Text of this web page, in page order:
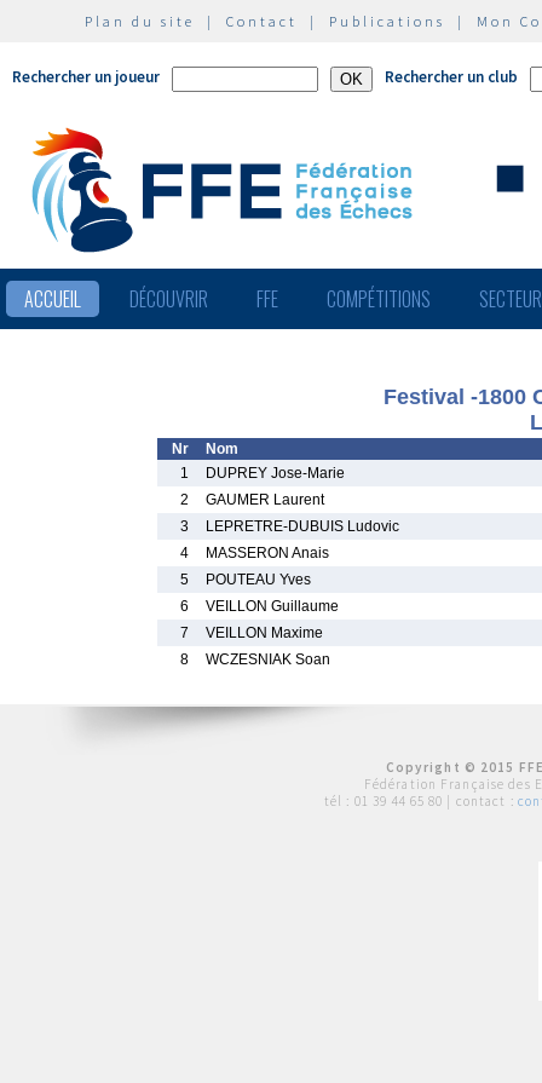
Plan du site | Contact | Publications | Mon
Rechercher un joueur Rechercher un club
ACCUEIL DÉCOUVRIR FFE COMPÉTITIONS
Festival -1800
Nr
Nom
1
DUPREY Jose-Marie
2
GAUMER Laurent
3
LEPRETRE-DUBUIS Ludovic
4
MASSERON Anais
5
POUTEAU Yves
6
VEILLON Guillaume
7
VEILLON Maxime
8
WCZESNIAK Soan
Copyright © 2015
Fédération Française des
tél : 01 39 44 65 80 | contact :